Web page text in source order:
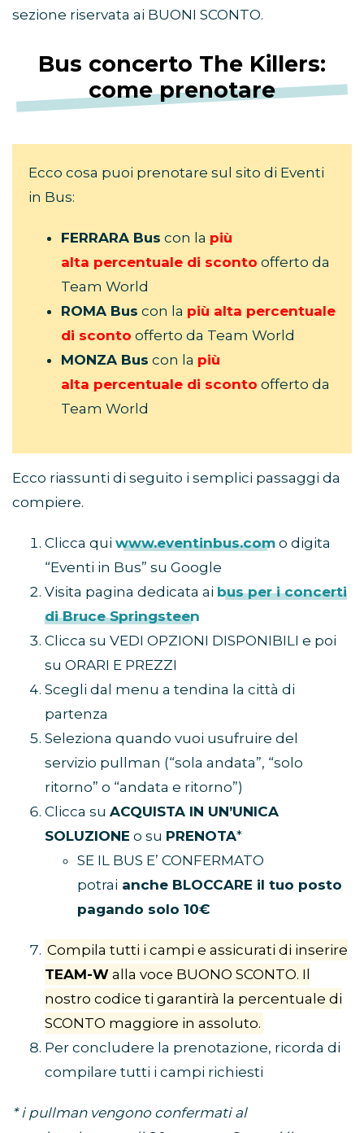
sezione riservata ai BUONI SCONTO.
Bus concerto The Killers:
come prenotare
Ecco cosa puoi prenotare sul sito di Eventi
in Bus:
FERRARA Bus con la più
alta percentuale di sconto offerto da
Team World
ROMA Bus con la più alta percentuale
di sconto offerto da Team World
MONZA Bus con la più
alta percentuale di sconto offerto da
Team World
Ecco riassunti di seguito i semplici passaggi da
compiere.
Clicca qui www.eventinbus.com o digita
“Eventi in Bus” su Google
Visita pagina dedicata ai bus per i concerti
di Bruce Springsteen
Clicca su VEDI OPZIONI DISPONIBILI e poi
su ORARI E PREZZI
Scegli dal menu a tendina la città di
partenza
Seleziona quando vuoi usufruire del
servizio pullman (“sola andata”, “solo
ritorno” o “andata e ritorno”)
Clicca su ACQUISTA IN UN’UNICA
SOLUZIONE o su PRENOTA*
SE IL BUS E’ CONFERMATO
potrai anche BLOCCARE il tuo posto
pagando solo 10€
Compila tutti i campi e assicurati di inserire
TEAM-W alla voce BUONO SCONTO. Il
nostro codice ti garantirà la percentuale di
SCONTO maggiore in assoluto.
Per concludere la prenotazione, ricorda di
compilare tutti i campi richiesti
* i pullman vengono confermati al